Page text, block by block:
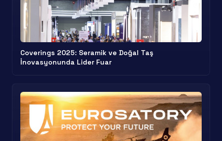
Coverings 2025: Seramik ve Doğal Taş
İnovasyonunda Lider Fuar